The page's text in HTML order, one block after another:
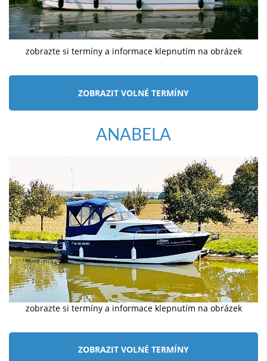
zobrazte si termíny a informace klepnutím na obrázek
ZOBRAZIT VOLNÉ TERMÍNY
ANABELA
zobrazte si termíny a informace klepnutím na obrázek
ZOBRAZIT VOLNÉ TERMÍNY